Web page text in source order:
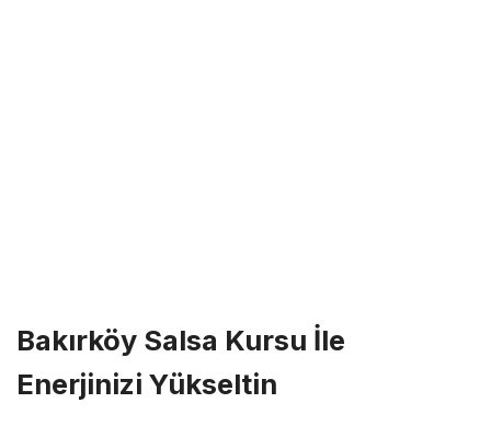
Bakırköy Salsa Kursu İle
Enerjinizi Yükseltin